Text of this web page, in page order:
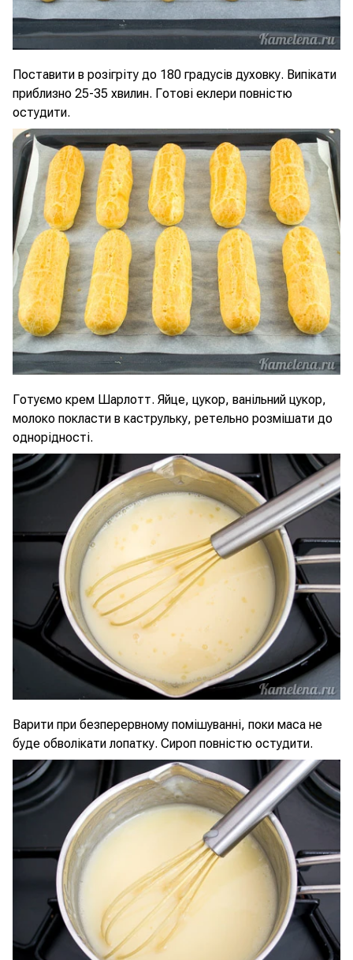
Поставити в розігріту до 180 градусів духовку. Випікати
приблизно 25-35 хвилин. Готові еклери повністю
остудити.
Готуємо крем Шарлотт. Яйце, цукор, ванільний цукор,
молоко покласти в каструльку, ретельно розмішати до
однорідності.
Варити при безперервному помішуванні, поки маса не
буде обволікати лопатку. Сироп повністю остудити.